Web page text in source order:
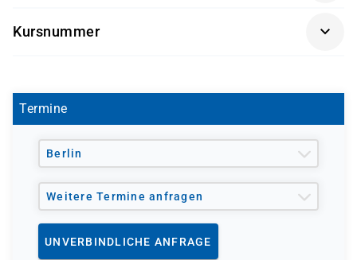
- regionale Einrichtungen
und andere Träger möglich
Kursnummer
Termine
Berlin
Weitere Termine anfragen
UNVERBINDLICHE ANFRAGE